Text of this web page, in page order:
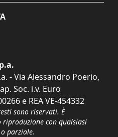
- Via Alessandro Poerio,
Soc. i.v. Euro
e REA VE-454332
sono riservati. È
con qualsiasi
parziale.